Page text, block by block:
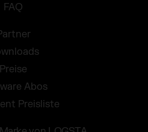
FAQ
Preise
Abos
Preisliste